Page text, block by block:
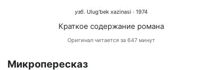
узб. Ulug‘bek xazinasi · 1974
Краткое содержание романа
Оригинал читается за 647 минут
Микропересказ